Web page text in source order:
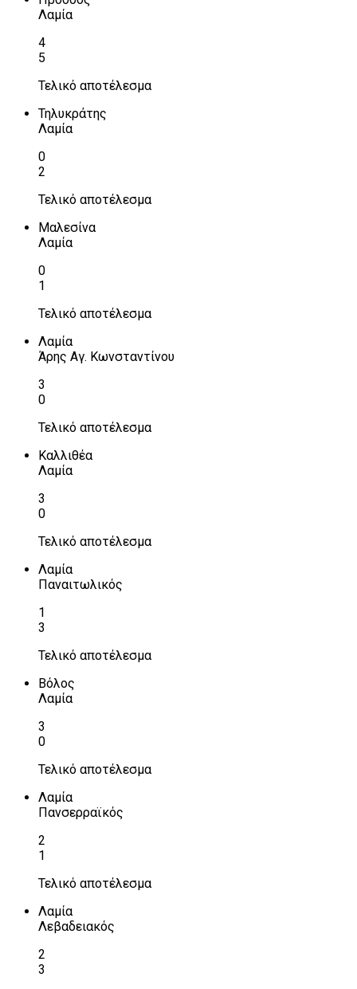
Λαμία
4
5
Τελικό αποτέλεσμα
Τηλυκράτης
Λαμία
0
2
Τελικό αποτέλεσμα
Μαλεσίνα
Λαμία
0
1
Τελικό αποτέλεσμα
Λαμία
Άρης Αγ. Κωνσταντίνου
3
0
Τελικό αποτέλεσμα
Καλλιθέα
Λαμία
3
0
Τελικό αποτέλεσμα
Λαμία
Παναιτωλικός
1
3
Τελικό αποτέλεσμα
Βόλος
Λαμία
3
0
Τελικό αποτέλεσμα
Λαμία
Πανσερραϊκός
2
1
Τελικό αποτέλεσμα
Λαμία
Λεβαδειακός
2
3